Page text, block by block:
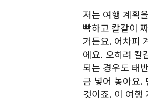
저는 여행 계획
빡하고 칼같이
거든요. 어차피
에요. 오히려 칼
되는 경우도 태
금 넣어 놓아요.
것이죠. 이 여행